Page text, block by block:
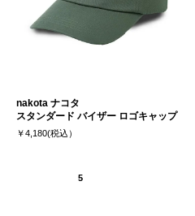
nakota ナコタ
スタンダード バイザー ロゴキャップ
￥4,180(税込）